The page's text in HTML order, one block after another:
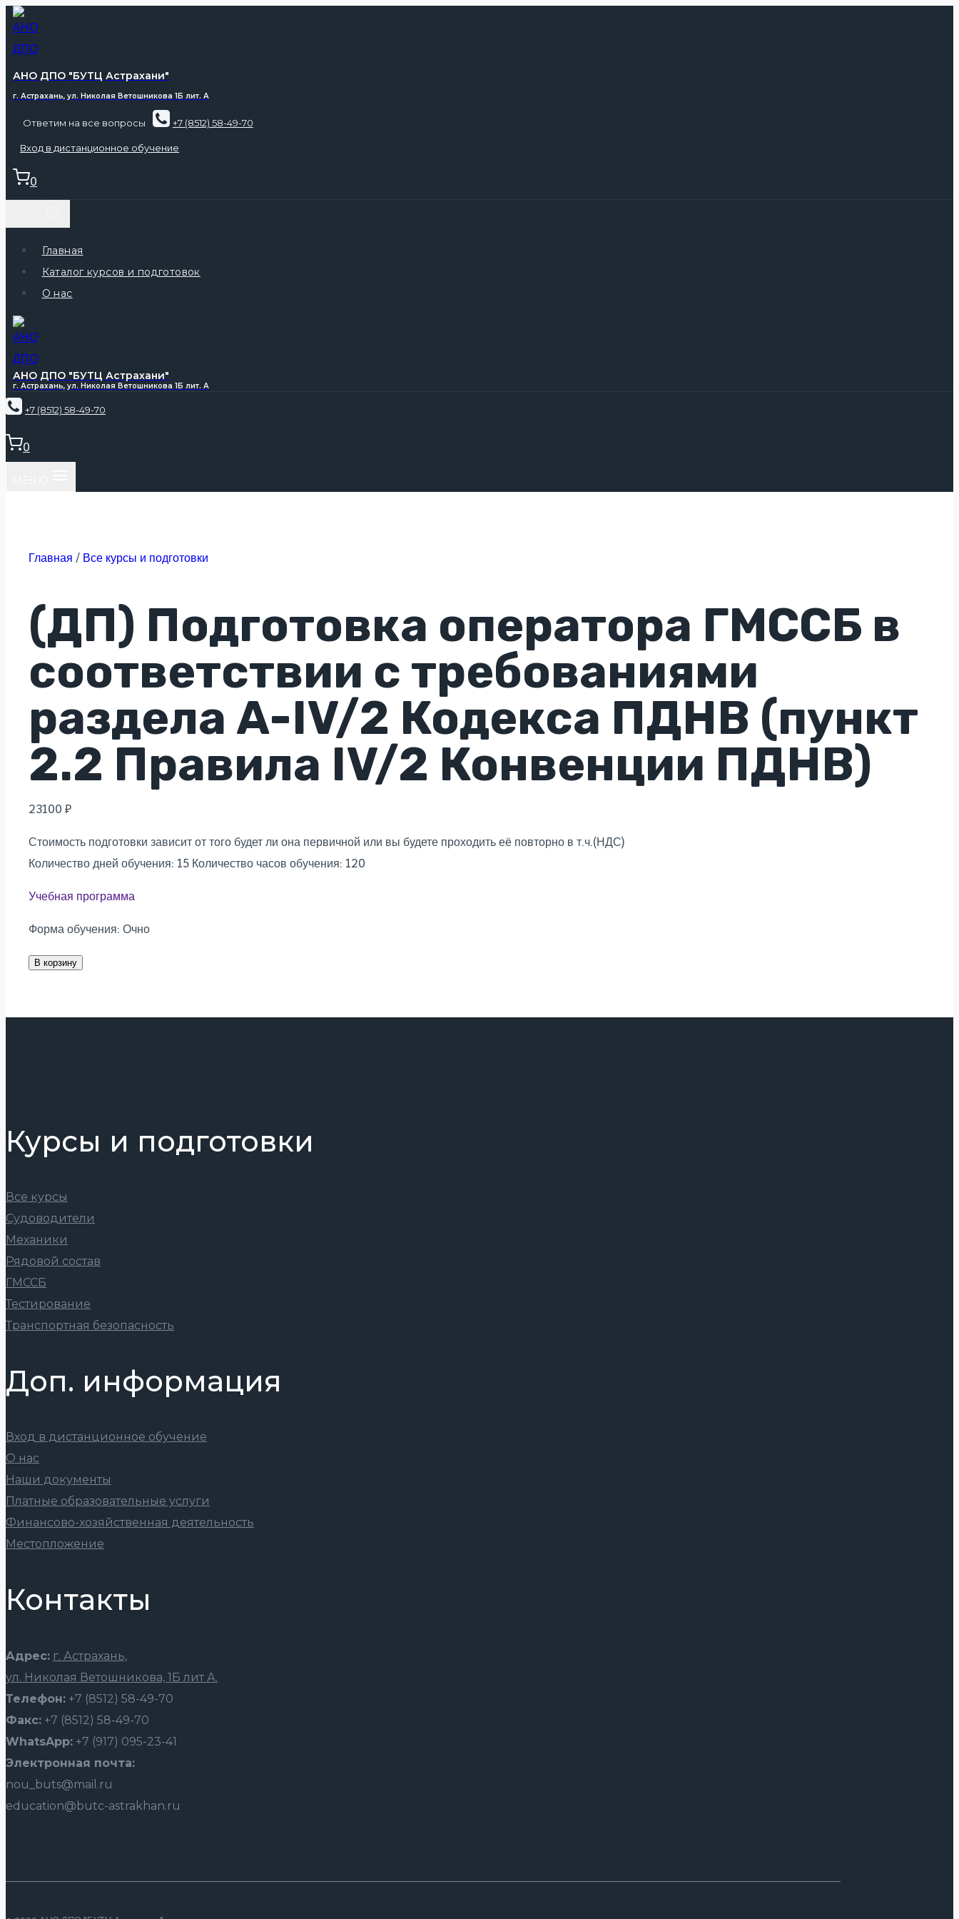
АНО ДПО "БУТЦ Астрахани"
г. Астрахань, ул. Николая Ветошникова 1Б лит. А
Ответим на все вопросы +7 (8512) 58-49-70
Вход в дистанционное обучение
0
Главная
Каталог курсов и подготовок
О нас
АНО ДПО "БУТЦ Астрахани"
г. Астрахань, ул. Николая Ветошникова 1Б лит. А
+7 (8512) 58-49-70
0
Главная / Все курсы и подготовки
(ДП) Подготовка оператора ГМССБ в
соответствии с требованиями
раздела A-IV/2 Кодекса ПДНВ (пункт
2.2 Правила IV/2 Конвенции ПДНВ)
23100 ₽
Стоимость подготовки зависит от того будет ли она первичной или вы будете проходить её повторно в т.ч.(НДС)
Количество дней обучения: 15 Количество часов обучения: 120
Учебная программа
Форма обучения: Очно
В корзину
Курсы и подготовки
Все курсы
Судоводители
Механики
Рядовой состав
ГМССБ
Тестирование
Транспортная безопасность
Доп. информация
Вход в дистанционное обучение
О нас
Наши документы
Платные образовательные услуги
Финансово-хозяйственная деятельность
Местопложение
Контакты
Адрес: г. Астрахань,
ул. Николая Ветошникова, 1Б лит А.
Телефон: +7 (8512) 58-49-70
Факс: +7 (8512) 58-49-70
WhatsApp: +7 (917) 095-23-41
Электронная почта:
nou_buts@mail.ru
education@butc-astrakhan.ru